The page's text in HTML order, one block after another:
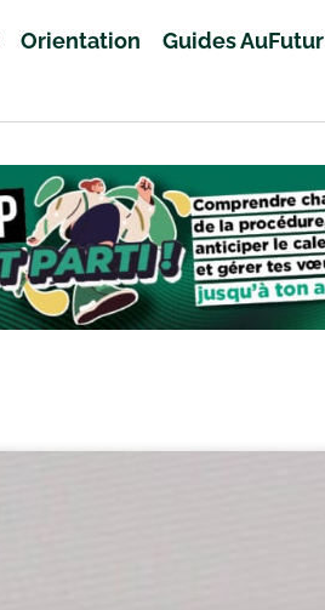
Orientation Guides AuFutur